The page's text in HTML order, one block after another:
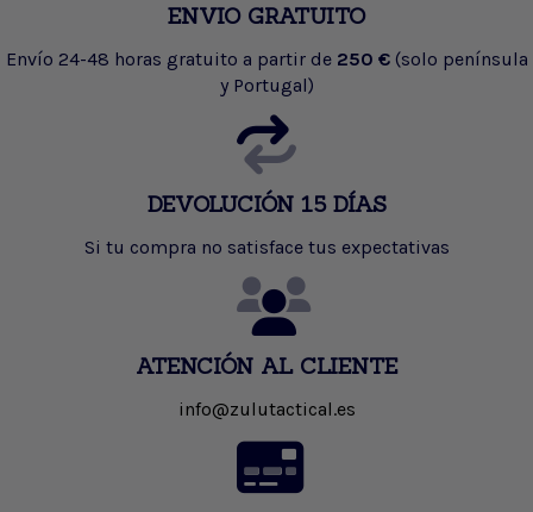
ENVIO GRATUITO
Envío 24-48 horas gratuito a partir de 250 € (solo península
y Portugal)
DEVOLUCIÓN 15 DÍAS
Si tu compra no satisface tus expectativas
ATENCIÓN AL CLIENTE
info@zulutactical.es